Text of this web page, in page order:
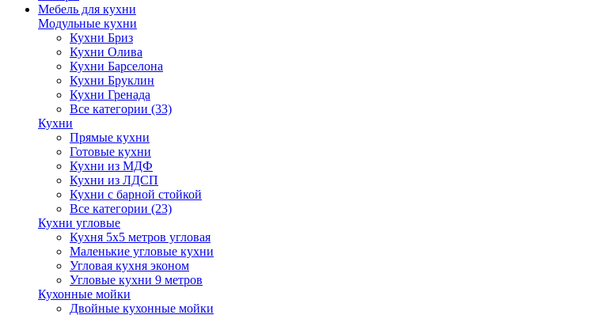
Мебель для кухни
Модульные кухни
Кухни Бриз
Кухни Олива
Кухни Барселона
Кухни Бруклин
Кухни Гренада
Все категории (33)
Кухни
Прямые кухни
Готовые кухни
Кухни из МДФ
Кухни из ЛДСП
Кухни с барной стойкой
Все категории (23)
Кухни угловые
Кухня 5х5 метров угловая
Маленькие угловые кухни
Угловая кухня эконом
Угловые кухни 9 метров
Кухонные мойки
Двойные кухонные мойки